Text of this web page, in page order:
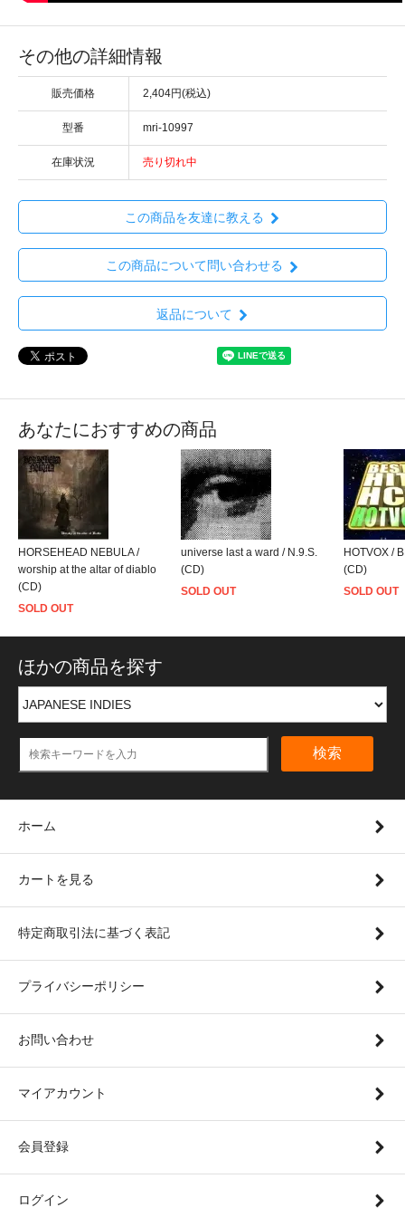
その他の詳細情報
販売価格 2,404円(税込)
型番 mri-10997
在庫状況 売り切れ中
この商品を友達に教える
この商品について問い合わせる
返品について
あなたにおすすめの商品
HORSEHEAD NEBULA /
worship at the altar of diablo
(CD)
SOLD OUT
universe last a ward / N.9.S.
(CD)
SOLD OUT
HOTVOX /
(CD)
SOLD OUT
ほかの商品を探す
検索
ホーム
カートを見る
特定商取引法に基づく表記
プライバシーポリシー
お問い合わせ
マイアカウント
会員登録
ログイン